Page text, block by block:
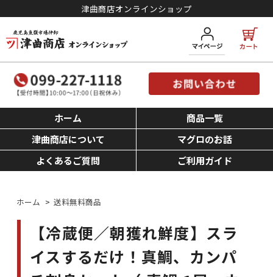
津曲商店オンラインショップ
ホーム
商品一覧
津曲商店について
マグロのお話
よくあるご質問
ご利用ガイド
ホーム > 送料無料商品
【冷蔵便／朝獲れ鮮度】スラ
イスするだけ！真鯛、カンパ